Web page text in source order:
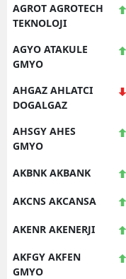
AGROT AGROTECH
TEKNOLOJI
AGYO ATAKULE
GMYO
AHGAZ AHLATCI
DOGALGAZ
AHSGY AHES
GMYO
AKBNK AKBANK
AKCNS AKCANSA
AKENR AKENERJI
AKFGY AKFEN
GMYO